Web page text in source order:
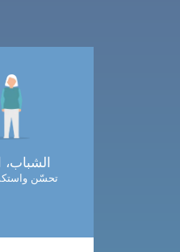
الشباب،
تحسّن